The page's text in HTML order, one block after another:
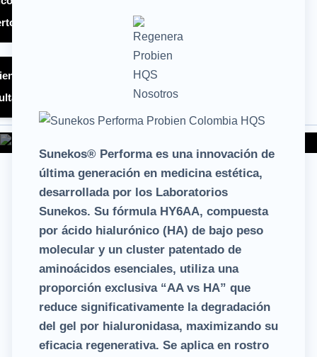
HQS ®
– Quiero
HQS ®
Sunekos® Performa es una innovación de
última generación en medicina estética,
desarrollada por los Laboratorios
Sunekos. Su fórmula HY6AA, compuesta
por ácido hialurónico (HA) de bajo peso
molecular y un cluster patentado de
aminoácidos esenciales, utiliza una
proporción exclusiva “AA vs HA” que
reduce significativamente la degradación
del gel por hialuronidasa, maximizando su
eficacia regenerativa. Se aplica en rostro